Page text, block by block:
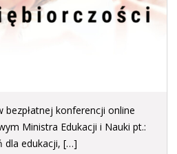
bezpłatnej konferencji online
Ministra Edukacji i Nauki pt.:
dla edukacji, […]